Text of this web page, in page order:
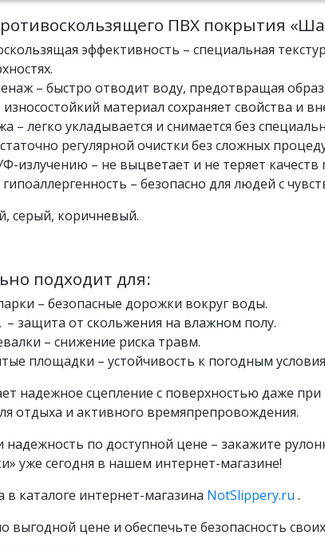
ПВХ покрытия
эффективность – специальная
– быстро отводит воду, предотвращая
материал сохраняет свойства и
– легко укладывается и снимается без
регулярной очистки без сложных
излучению – не выцветает и не теряет качеств
– безопасно для людей с
серый, коричневый.
подходит для:
– безопасные дорожки вокруг воды.
защита от скольжения на влажном полу.
– снижение риска травм.
площадки – устойчивость к погодным
надежное сцепление с поверхностью даже при
отдыха и активного времяпрепровождения.
надежность по доступной цене – закажите
уже сегодня в нашем интернет-магазине!
каталоге интернет-магазина NotSlippery.ru .
выгодной цене и обеспечьте безопасность